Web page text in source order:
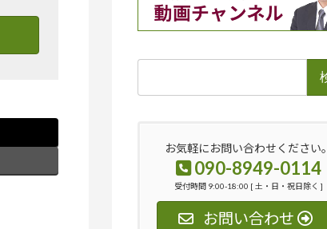
お気軽にお問い合わせください。
090-8949-0114
受付時間 9:00-18:00 [ 土・日・祝日除く ]
お問い合わせ